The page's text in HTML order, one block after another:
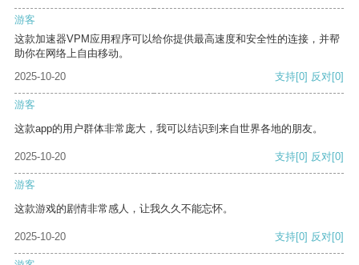
游客
这款加速器VPM应用程序可以给你提供最高速度和安全性的连接，并帮
助你在网络上自由移动。
2025-10-20
支持[0] 反对[0]
游客
这款app的用户群体非常庞大，我可以结识到来自世界各地的朋友。
2025-10-20 支持[0] 反对[0]
游客
这款游戏的剧情非常感人，让我久久不能忘怀。
2025-10-20 支持[0] 反对[0]